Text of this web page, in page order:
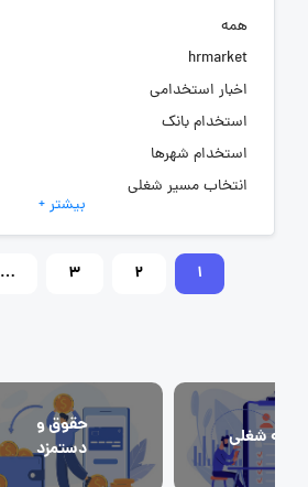
همه
hrmarket
اخبار استخدامی
استخدام بانک
استخدام شهرها
انتخاب مسیر شغلی
به‌روزرسانی‌های سایت (کارجویی)
تست‌های شخصیت‌ شناسی
جاب‌ویژن
زندگی شغلی بهتر
فریلنسر
قانون کار
کارفرمایان
بیشتر +
1
2
3
…
شغلی
حقوق و
دستمزد